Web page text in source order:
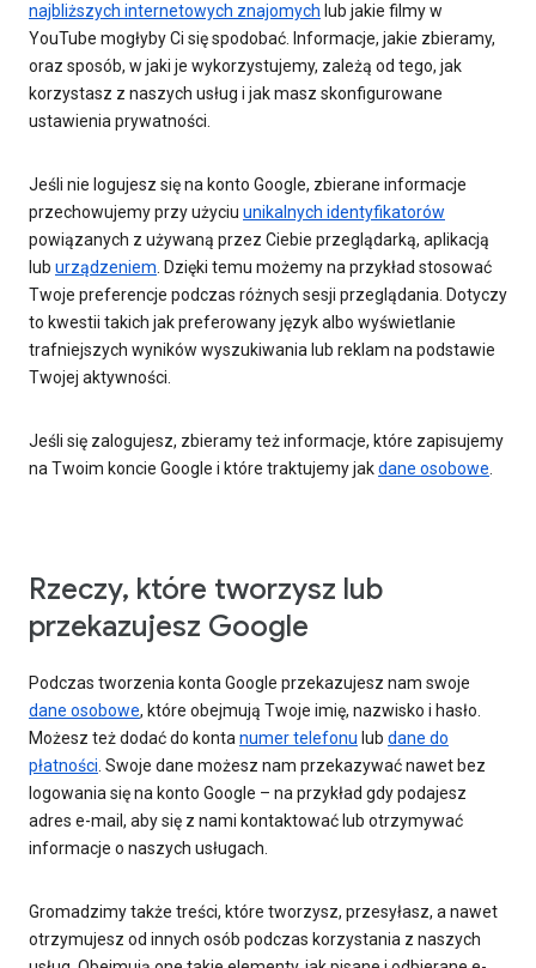
najbliższych internetowych znajomych lub jakie filmy w
YouTube mogłyby Ci się spodobać. Informacje, jakie zbieramy,
oraz sposób, w jaki je wykorzystujemy, zależą od tego, jak
korzystasz z naszych usług i jak masz skonfigurowane
ustawienia prywatności.
Jeśli nie logujesz się na konto Google, zbierane informacje
przechowujemy przy użyciu unikalnych identyfikatorów
powiązanych z używaną przez Ciebie przeglądarką, aplikacją
lub urządzeniem. Dzięki temu możemy na przykład stosować
Twoje preferencje podczas różnych sesji przeglądania. Dotyczy
to kwestii takich jak preferowany język albo wyświetlanie
trafniejszych wyników wyszukiwania lub reklam na podstawie
Twojej aktywności.
Jeśli się zalogujesz, zbieramy też informacje, które zapisujemy
na Twoim koncie Google i które traktujemy jakdane osobowe.
Rzeczy, które tworzysz lub
przekazujesz Google
Podczas tworzenia konta Google przekazujesz nam swoje
dane osobowe, które obejmują Twoje imię, nazwisko i hasło.
Możesz też dodać do kontanumer telefonu lub dane do
płatności. Swoje dane możesz nam przekazywać nawet bez
logowania się na konto Google – na przykład gdy podajesz
adres e-mail, aby się z nami kontaktować lub otrzymywać
informacje o naszych usługach.
Gromadzimy także treści, które tworzysz, przesyłasz, a nawet
otrzymujesz od innych osób podczas korzystania z naszych